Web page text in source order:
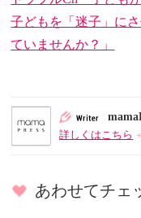
子どもを「迷子」に
ていませんか？」
詳しくはこちら
あわせてチェ